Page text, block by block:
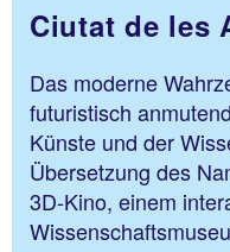
Ciutat de les
Das moderne
futuristisch
Künste und der
Übersetzung des
3D-Kino, einem